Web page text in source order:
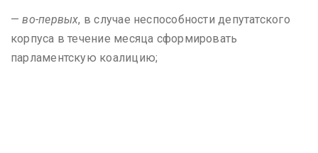
—во-первых, в случае неспособности депутатского
корпуса в течение месяца сформировать
парламентскую коалицию;